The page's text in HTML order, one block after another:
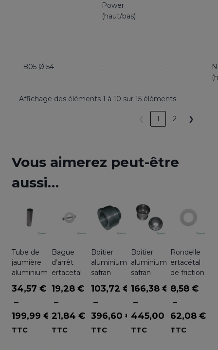
Power
(haut/bas)
B05 Ø 54 - -
Affichage des éléments 1 à 10 sur 15 éléments
1 2 ❯
Vous aimerez peut-être
aussi…
Tube de
jaumière
aluminium
34,57 €
–
199,99 €
Plage
TTC
Bague
d’arrêt
ertacetal
19,28 €
–
21,84 €Plage
de
TTC
Boitier
aluminium
safran
103,72€
–
396,60€
Plage
TTC
Boitier
aluminium
safran
166,38 €
–
445,00
€
Plage
TTC
Rondelle
ertacétal
de friction
8,58€
–
62,08€
TTC